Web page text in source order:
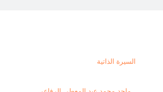
السيرة الذاتية